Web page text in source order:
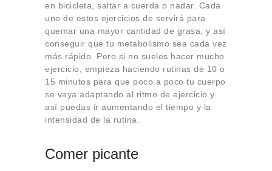
en bicicleta, saltar a cuerda o nadar. Cada
uno de estos ejercicios de servirá para
quemar una mayor cantidad de grasa, y así
conseguir que tu metabolismo sea cada vez
más rápido. Pero si no sueles hacer mucho
ejercicio, empieza haciendo rutinas de 10 o
15 minutos para que poco a poco tu cuerpo
se vaya adaptando al ritmo de ejercicio y
así puedas ir aumentando el tiempo y la
intensidad de la rutina.
Comer picante